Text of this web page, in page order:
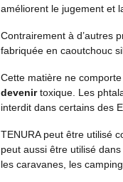
améliorent le jugement et
Contrairement à d’autres
fabriquée en caoutchouc
Cette matière ne
devenirtoxique. Les
interdit dans certains des
TENURA peut être utilisé
peut aussi être utilisé
les caravanes, les